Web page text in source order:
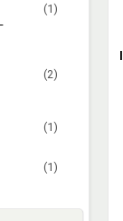
(1)
(2)
(1)
(1)